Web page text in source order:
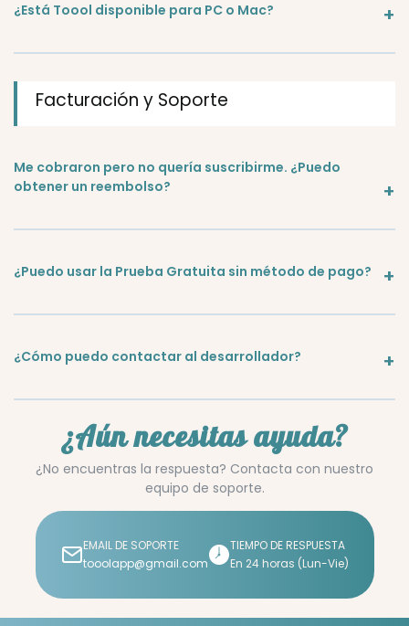
¿Está Toool disponible para PC o Mac?
Facturación y Soporte
Me cobraron pero no quería suscribirme. ¿Puedo
obtener un reembolso?
¿Puedo usar la Prueba Gratuita sin método de pago?
¿Cómo puedo contactar al desarrollador?
¿Aún necesitas ayuda?
¿No encuentras la respuesta? Contacta con nuestro
equipo de soporte.
EMAIL DE SOPORTE
tooolapp@gmail.com
TIEMPO DE RESPUESTA
En 24 horas (Lun-Vie)